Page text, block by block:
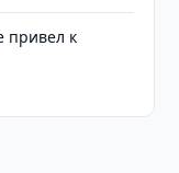
привел к